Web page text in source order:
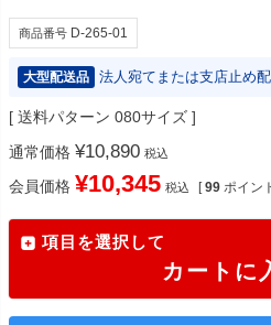
商品番号 D-265-01
大型配送品 法人宛てまたは支店止め
送料パターン 080サイズ
通常価格 ¥10,890 税込
会員価格 ¥10,345 税込 [ 99 ポイン
項目を選択して
カートに